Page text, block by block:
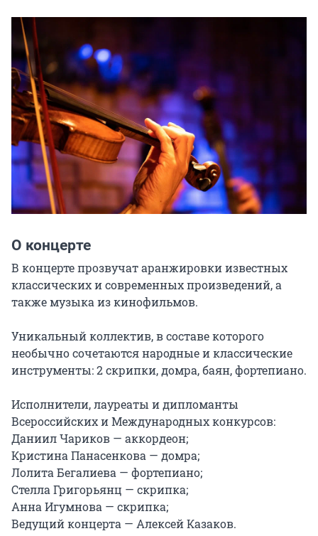
О концерте
В концерте прозвучат аранжировки известных
классических и современных произведений, а
также музыка из кинофильмов.
Уникальный коллектив, в составе которого
необычно сочетаются народные и классические
инструменты: 2 скрипки, домра, баян, фортепиано.
Исполнители, лауреаты и дипломанты
Всероссийских и Международных конкурсов:
Даниил Чариков — аккордеон;
Кристина Панасенкова — домра;
Лолита Бегалиева — фортепиано;
Стелла Григорьянц — скрипка;
Анна Игумнова — скрипка;
Ведущий концерта — Алексей Казаков.